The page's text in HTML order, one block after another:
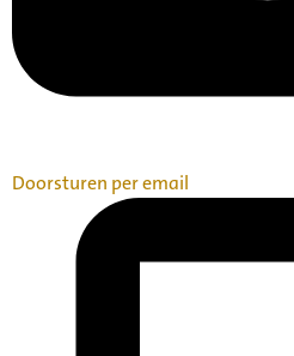
Doorsturen per email